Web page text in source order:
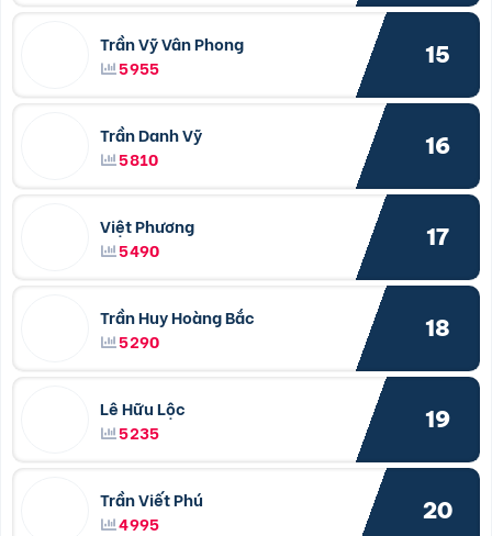
Trần Vỹ Vân Phong
5955
15
Trần Danh Vỹ
5810
16
Việt Phương
5490
17
Trần Huy Hoàng Bắc
5290
18
Lê Hữu Lộc
5235
19
Trần Viết Phú
4995
20